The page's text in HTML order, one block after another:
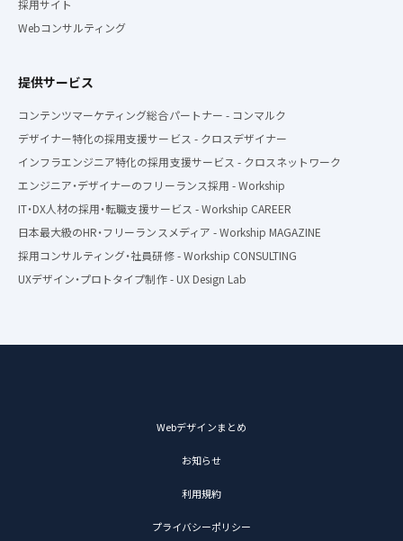
採用サイト
Webコンサルティング
提供サービス
コンテンツマーケティング総合パートナー - コンマルク
デザイナー特化の採用支援サービス - クロスデザイナー
インフラエンジニア特化の採用支援サービス - クロスネットワーク
エンジニア・デザイナーのフリーランス採用 - Workship
IT・DX人材の採用・転職支援サービス - Workship CAREER
日本最大級のHR・フリーランスメディア - Workship MAGAZINE
採用コンサルティング・社員研修 - Workship CONSULTING
UXデザイン・プロトタイプ制作 - UX Design Lab
Webデザインまとめ
お知らせ
利用規約
プライバシーポリシー